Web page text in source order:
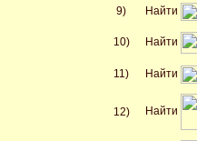
9) Найти
10) Найти
11) Найти
12) Найти